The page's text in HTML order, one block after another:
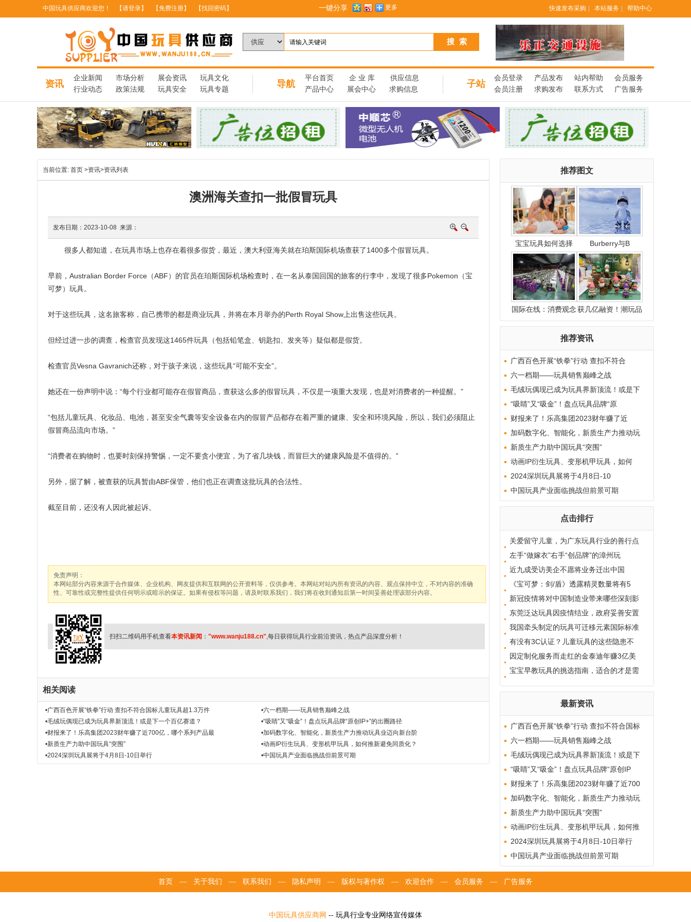
中国玩具供应商欢迎您！ 【请登录】 【免费注册】 【找回密码】 快速发布采购 本站服务 帮助中心
一键分享 更多
资讯
企业新闻 市场分析 展会资讯
玩具文化
行业动态
政策法规 玩具安全 玩具专题
导航
平台首页 企 业 库
供应信息
产品中心
展会中心 求购信息
子站
会员登录 产品发布 站内帮助
会员服务
会员注册
求购发布 联系方式 广告服务
当前位置: 首页 >资讯>资讯列表
澳洲海关查扣一批假冒玩具
发布日期：2023-10-08 来源：
很多人都知道，在玩具市场上也存在着很多假货，最近，澳大利亚海关就在珀斯国际机场查获了1400多个假冒玩具。
早前，Australian Border Force（ABF）的官员在珀斯国际机场检查时，在一名从泰国回国的旅客的行李中，发现了很多Pokemon（宝
可梦）玩具。
对于这些玩具，这名旅客称，自己携带的都是商业玩具，并将在本月举办的Perth Royal Show上出售这些玩具。
但经过进一步的调查，检查官员发现这1465件玩具（包括铅笔盒、钥匙扣、发夹等）疑似都是假货。
检查官员Vesna Gavranich还称，对于孩子来说，这些玩具“可能不安全”。
她还在一份声明中说：“每个行业都可能存在假冒商品，查获这么多的假冒玩具，不仅是一项重大发现，也是对消费者的一种提醒。”
“包括儿童玩具、化妆品、电池，甚至安全气囊等安全设备在内的假冒产品都存在着严重的健康、安全和环境风险，所以，我们必须阻止
假冒商品流向市场。”
“消费者在购物时，也要时刻保持警惕，一定不要贪小便宜，为了省几块钱，而冒巨大的健康风险是不值得的。”
另外，据了解，被查获的玩具暂由ABF保管，他们也正在调查这批玩具的合法性。
截至目前，还没有人因此被起诉。
免责声明：
本网站部分内容来源于合作媒体、企业机构、网友提供和互联网的公开资料等，仅供参考。本网站对站内所有资讯的内容、观点保持中立，不对内容的准确
性、可靠性或完整性提供任何明示或暗示的保证。如果有侵权等问题，请及时联系我们，我们将在收到通知后第一时间妥善处理该部分内容。
扫扫二维码用手机查看本资讯新闻 ： "www.wanju188.cn",每日获得玩具行业前沿资讯，热点产品深度分析！
相关阅读
•广西百色开展“铁拳”行动 查扣不符合国标儿童玩具超1.3万件
•六一档期——玩具销售巅峰之战
•毛绒玩偶现已成为玩具界新顶流！或是下一个百亿赛道？
•“吸睛”又“吸金”！盘点玩具品牌“原创IP+”的出圈路径
•财报来了！乐高集团2023财年赚了近700亿，哪个系列产品最
•加码数字化、智能化，新质生产力推动玩具业迈向新台阶
•新质生产力助中国玩具“突围”
•动画IP衍生玩具、变形机甲玩具，如何推新避免同质化？
•2024深圳玩具展将于4月8日-10日举行
•中国玩具产业面临挑战但前景可期
推荐图文
宝宝玩具如何选择
巧
Burberry与B
国际在线：消费观念
转
获几亿融资！潮玩品
牌
推荐资讯
广西百色开展“铁拳”行动 查扣不符合
六一档期——玩具销售巅峰之战
毛绒玩偶现已成为玩具界新顶流！或是下
“吸睛”又“吸金”！盘点玩具品牌“原
财报来了！乐高集团2023财年赚了近
加码数字化、智能化，新质生产力推动玩
新质生产力助中国玩具“突围”
动画IP衍生玩具、变形机甲玩具，如何
2024深圳玩具展将于4月8日-10
中国玩具产业面临挑战但前景可期
点击排行
关爱留守儿童，为广东玩具行业的善行点
左手“做嫁衣”右手“创品牌”的漳州玩
近九成受访美企不愿将业务迁出中国
《宝可梦：剑/盾》透露精灵数量将有5
新冠疫情将对中国制造业带来哪些深刻影
东莞泛达玩具因疫情结业，政府妥善安置
我国牵头制定的玩具可迁移元素国际标准
有没有3C认证？儿童玩具的这些隐患不
因定制化服务而走红的金泰迪年赚3亿美
宝宝早教玩具的挑选指南，适合的才是需
最新资讯
广西百色开展“铁拳”行动 查扣不符合国标
儿童玩具超1
六一档期——玩具销售巅峰之战
毛绒玩偶现已成为玩具界新顶流！或是下
一个百亿赛道？
“吸睛”又“吸金”！盘点玩具品牌“原创IP
+”的出圈
财报来了！乐高集团2023财年赚了近700
亿，哪个系
加码数字化、智能化，新质生产力推动玩
具业迈向新台阶
新质生产力助中国玩具“突围”
动画IP衍生玩具、变形机甲玩具，如何推
新避免同质化？
2024深圳玩具展将于4月8日-10日举行
中国玩具产业面临挑战但前景可期
首页 — 关于我们 — 联系我们 — 隐私声明 — 版权与著作权 — 欢迎合作 — 会员服务 — 广告服务
中国玩具供应商网 -- 玩具行业专业网络宣传媒体